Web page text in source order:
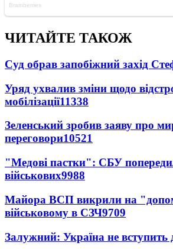
ЧИТАЙТЕ ТАКОЖ
Суд обрав запобіжний захід
Уряд ухвалив зміни щодо
мобілізації11338
Зеленський зробив заяву про
переговори10521
"Медові пастки": СБУ
військових9988
Майора ВСП викрили на
військовому в СЗЧ9709
Залужний: Україна не